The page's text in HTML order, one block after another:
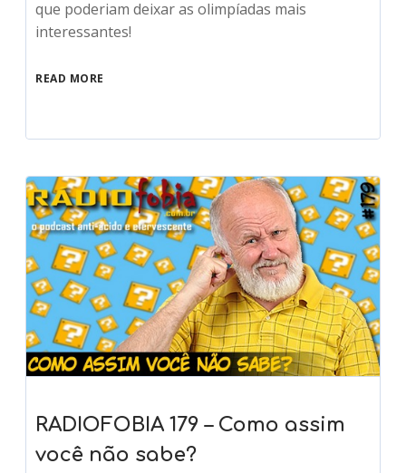
que poderiam deixar as olimpíadas mais
interessantes!
READ MORE
RADIOFOBIA 179 – Como assim
você não sabe?